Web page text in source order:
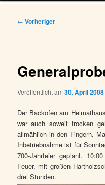
Beitragsnavigation
← Vorheriger
Veröffentlicht am30. April 2008
Der Backofen am
war auch soweit trocken
allmählich in den Fingern.
Inbetriebnahme ist für
700-Jahrfeier geplant.
Feuer, mit großen
drei Stunden.